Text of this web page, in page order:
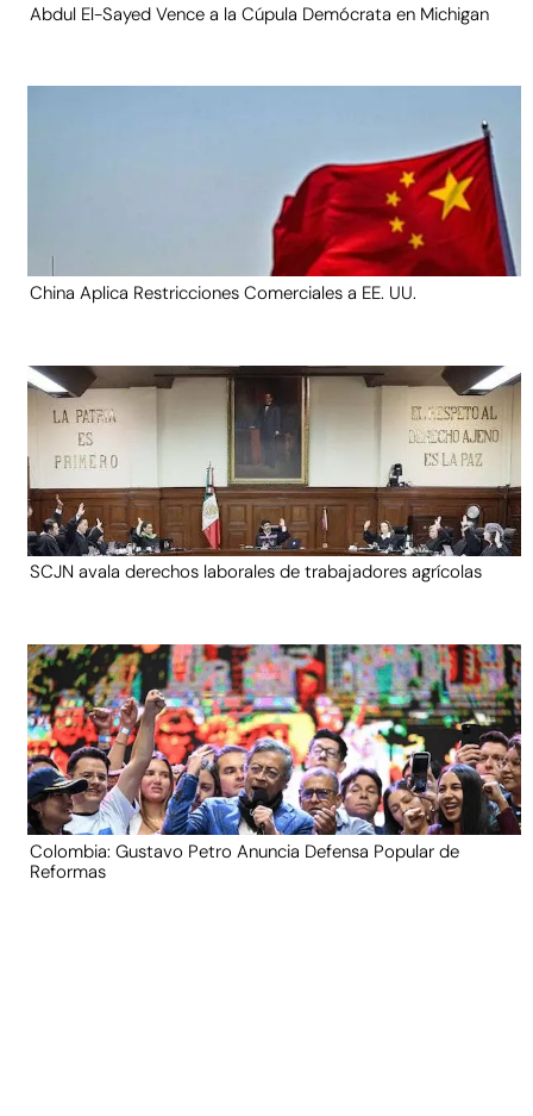
Abdul El-Sayed Vence a la Cúpula Demócrata en Michigan
China Aplica Restricciones Comerciales a EE. UU.
SCJN avala derechos laborales de trabajadores agrícolas
Colombia: Gustavo Petro Anuncia Defensa Popular de
Reformas